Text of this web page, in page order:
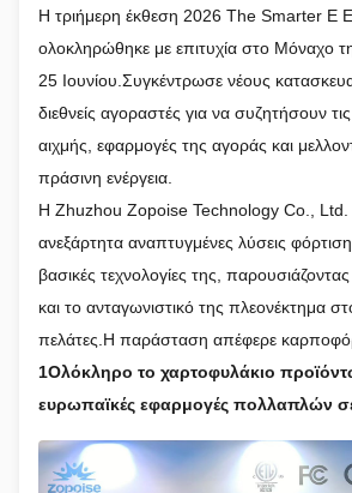
Η τριήμερη έκθεση 2026 The Smarter E
ολοκληρώθηκε με επιτυχία στο Μόναχο
25 Ιουνίου.Συγκέντρωσε νέους
διεθνείς αγοραστές για να συζητήσουν τις
αιχμής, εφαρμογές της αγοράς και
πράσινη ενέργεια.
Η Zhuzhou Zopoise Technology Co., Ltd.
ανεξάρτητα αναπτυγμένες λύσεις
βασικές τεχνολογίες της,
και το ανταγωνιστικό της πλεονέκτημα
πελάτες.Η παράσταση απέφερε
1Ολόκληρο το χαρτοφυλάκιο
ευρωπαϊκές εφαρμογές πολλαπλών